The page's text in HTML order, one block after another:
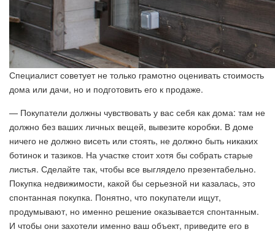
Специалист советует не только грамотно оценивать стоимость
дома или дачи, но и подготовить его к продаже.
— Покупатели должны чувствовать у вас себя как дома: там не
должно без ваших личных вещей, вывезите коробки. В доме
ничего не должно висеть или стоять, не должно быть никаких
ботинок и тазиков. На участке стоит хотя бы собрать старые
листья. Сделайте так, чтобы все выглядело презентабельно.
Покупка недвижимости, какой бы серьезной ни казалась, это
спонтанная покупка. Понятно, что покупатели ищут,
продумывают, но именно решение оказывается спонтанным.
И чтобы они захотели именно ваш объект, приведите его в